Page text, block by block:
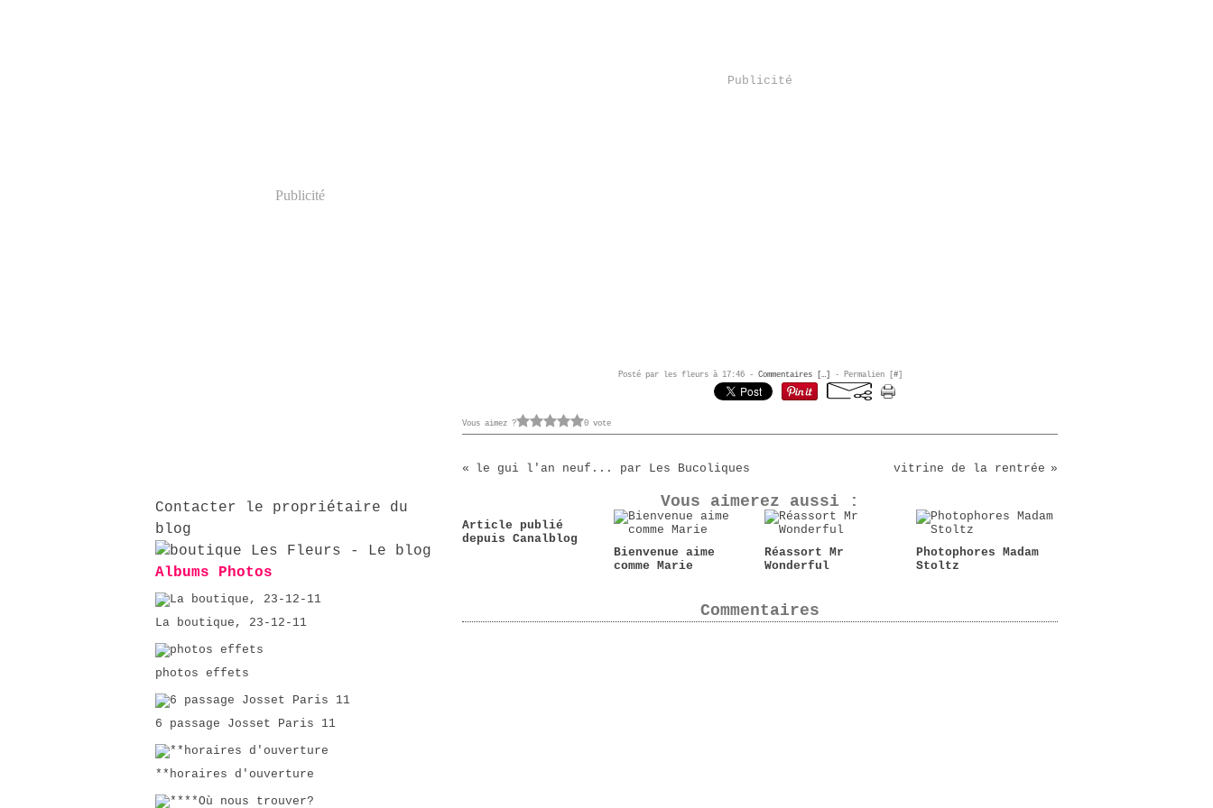
Publicité
Contacter le propriétaire du
blog
Albums Photos
La boutique, 23-12-11
photos effets
6 passage Josset Paris 11
**horaires d'ouverture
Publicité
Posté par les fleurs à 17:46 - Commentaires [ …] - Permalien [ #]
Vous aimez ? 0 vote
le gui l'an neuf... par Les Bucoliques vitrine de la rentrée
Vous aimerez aussi :
Article publié
depuis Canalblog
Bienvenue aime
comme Marie
Réassort Mr
Wonderful
Photophores Madam
Stoltz
Commentaires